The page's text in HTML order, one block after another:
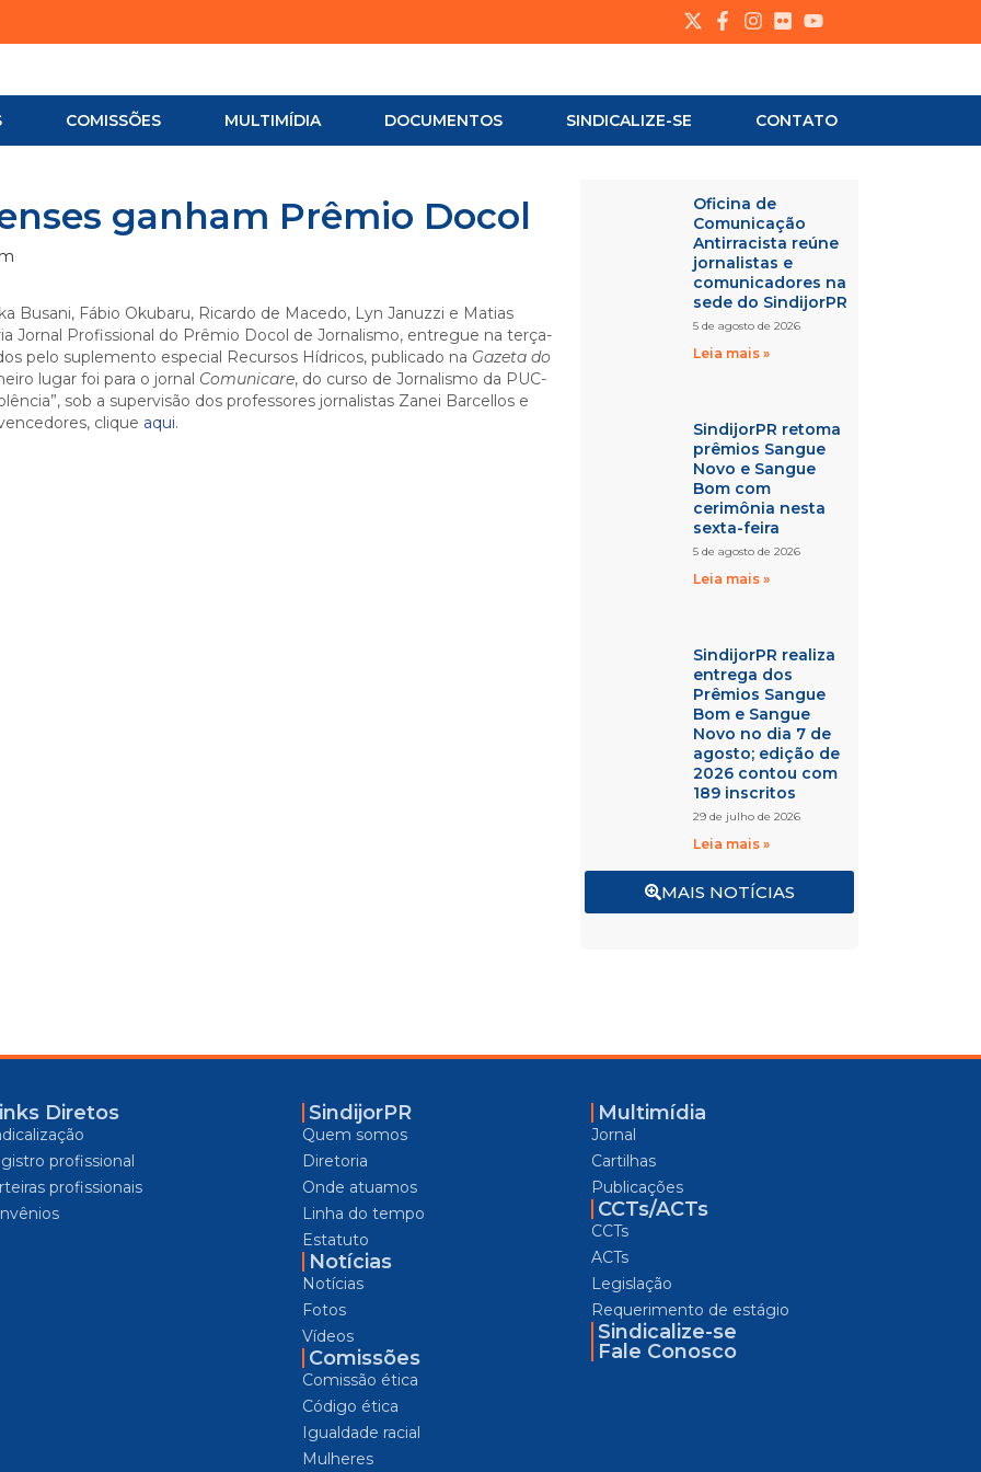
COMISSÕES MULTIMÍDIA DOCUMENTOS SINDICALIZE-SE CONTATO
ganham Prêmio Docol
Busani, Fábio Okubaru, Ricardo de Macedo, Lyn Januzzi e Matias
Jornal Profissional do Prêmio Docol de Jornalismo, entregue na terça-
pelo suplemento especial Recursos Hídricos, publicado na Gazeta do
lugar foi para o jornal Comunicare, do curso de Jornalismo da PUC-
sob a supervisão dos professores jornalistas Zanei Barcellos e
clique aqui.
Oficina de
Comunicação
Antirracista reúne
jornalistas e
comunicadores na
sede do SindijorPR
5 de agosto de 2026
Leia mais »
SindijorPR retoma
prêmios Sangue
Novo e Sangue
Bom com
cerimônia nesta
sexta-feira
5 de agosto de 2026
Leia mais »
SindijorPR realiza
entrega dos
Prêmios Sangue
Bom e Sangue
Novo no dia 7 de
agosto; edição de
2026 contou com
189 inscritos
29 de julho de 2026
Leia mais »
MAIS NOTÍCIAS
Diretos
profissional
profissionais
SindijorPR
Quem somos
Diretoria
Onde atuamos
Linha do tempo
Estatuto
Notícias
Notícias
Fotos
Vídeos
Comissões
Comissão ética
Código ética
Igualdade racial
Mulheres
Multimídia
Jornal
Cartilhas
Publicações
CCTs/ACTs
CCTs
ACTs
Legislação
Requerimento de estágio
Sindicalize-se
Fale Conosco